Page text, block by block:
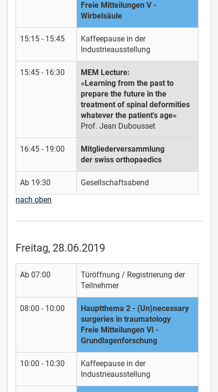
Freie Mitteilungen V -
Wirbelsäule
15:15 - 15:45
Kaffeepause in der
Industrieausstellung
15:45 - 16:30
MEM Lecture:
«Learning from the past to
prepare the future in the
treatment of spinal deformities
whatever the patient's age»
Prof. Jean Dubousset
16:45 - 19:00
Mitgliederversammlung
der swiss orthopaedics
Ab 19:30
Gesellschaftsabend
nach oben
Freitag, 28.06.2019
Ab 07:00
Türöffnung / Registrierung der
Teilnehmer
08:00 - 10:00
Hauptthema 2 - (Un)necessary
surgeries in traumatology
Freie Mitteilungen VI -
Grundlagenforschung
10:00 - 10:30
Kaffeepause in der
Industrieausstellung